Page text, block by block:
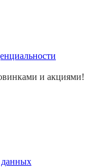
и акциями!
данных